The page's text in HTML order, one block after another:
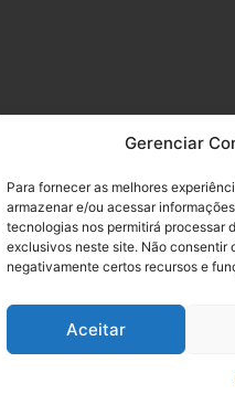
Gerenciar
Para fornecer as melhores
armazenar e/ou acessar
tecnologias nos permitirá processar
exclusivos neste site. Não consentir
negativamente certos recursos e
Aceitar